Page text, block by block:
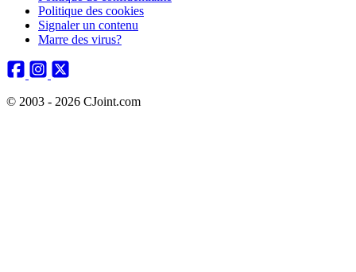
Politique des cookies
Signaler un contenu
Marre des virus?
© 2003 - 2026 CJoint.com